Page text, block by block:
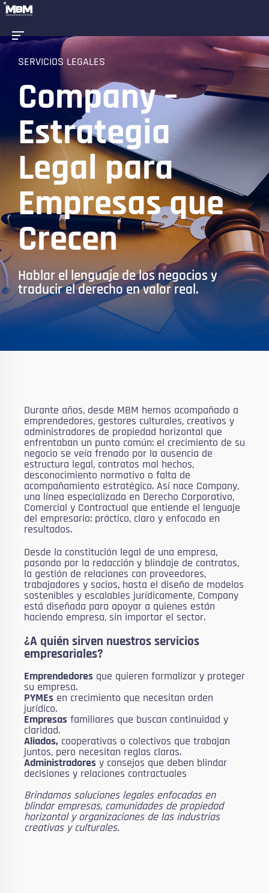
SERVICIOS LEGALES
Company –
Estrategia
Legal para
Empresas que
Crecen
Hablar el lenguaje de los negocios y
traducir el derecho en valor real.
Durante años, desde MBM hemos acompañado a
emprendedores, gestores culturales, creativos y
administradores de propiedad horizontal que
enfrentaban un punto común: el crecimiento de su
negocio se veía frenado por la ausencia de
estructura legal, contratos mal hechos,
desconocimiento normativo o falta de
acompañamiento estratégico. Así nace Company,
una línea especializada en Derecho Corporativo,
Comercial y Contractual que entiende el lenguaje
del empresario: práctico, claro y enfocado en
resultados.
Desde la constitución legal de una empresa,
pasando por la redacción y blindaje de contratos,
la gestión de relaciones con proveedores,
trabajadores y socios, hasta el diseño de modelos
sostenibles y escalables jurídicamente, Company
está diseñada para apoyar a quienes están
haciendo empresa, sin importar el sector.
¿A quién sirven nuestros servicios
empresariales?
Emprendedores que quieren formalizar y proteger
su empresa.
PYMEs en crecimiento que necesitan orden
jurídico.
Empresas familiares que buscan continuidad y
claridad.
Aliados, cooperativas o colectivos que trabajan
juntos, pero necesitan reglas claras.
Administradores y consejos que deben blindar
decisiones y relaciones contractuales
Brindamos soluciones legales enfocadas en
blindar empresas, comunidades de propiedad
horizontal y organizaciones de las industrias
creativas y culturales.